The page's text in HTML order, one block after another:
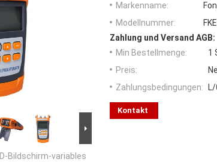
Bildschirm-variables
Markenname:
Modellnummer:
Zahlung und Versand AGB:
Min Bestellmenge:
1
Preis:
Zahlungsbedingungen:
Kontakt